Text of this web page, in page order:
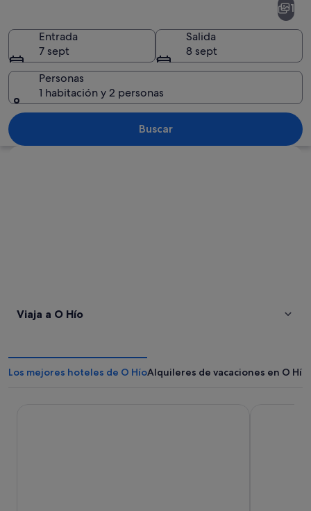
Un monumento histórico con una
1
Entrada
7 sept
Salida
8 sept
Personas
1 habitación y 2 personas
Buscar
Viaja a O Hío
Los mejores hoteles de O HíoAlquileres de vacaciones en O Hío